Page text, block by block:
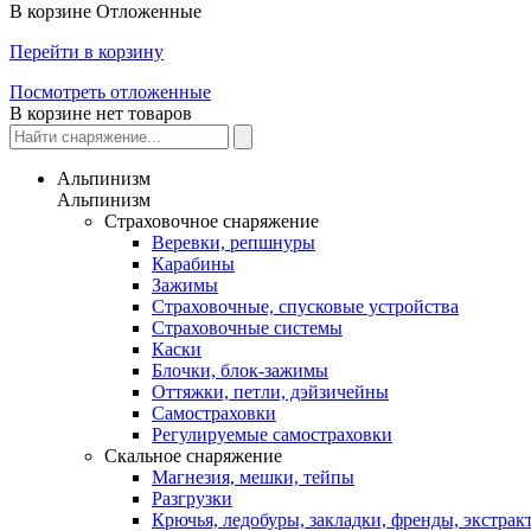
В корзине Отложенные
Перейти в корзину
Посмотреть отложенные
В корзине нет товаров
Альпинизм
Альпинизм
Страховочное снаряжение
Веревки, репшнуры
Карабины
Зажимы
Страховочные, спусковые устройства
Страховочные системы
Каски
Блочки, блок-зажимы
Оттяжки, петли, дэйзичейны
Самостраховки
Регулируемые самостраховки
Скальное снаряжение
Магнезия, мешки, тейпы
Разгрузки
Крючья, ледобуры, закладки, френды,